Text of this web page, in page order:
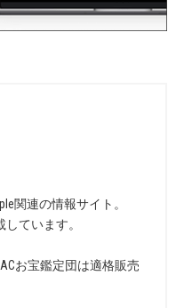
関連の情報サイト。
ています。
お宝鑑定団は適格販売